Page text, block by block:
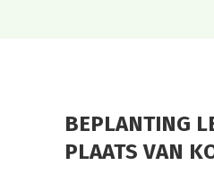
BEPLANTING
PLAATS VAN